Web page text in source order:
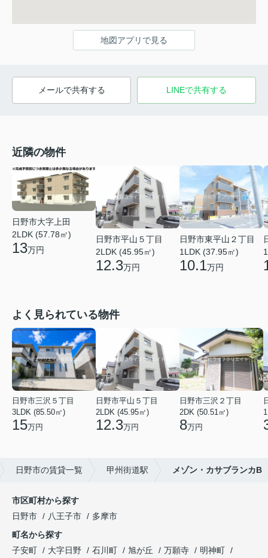
地図アプリで見る
メールで共有する LINEで共有する
近隣の物件
日野市大字上田
2LDK (57.78㎡)
13万円
日野市平山５丁目
2LDK (45.95㎡)
12.3万円
日野市東平山２丁目
1LDK (37.95㎡)
10.1万円
よく見られている物件
日野市三沢５丁目
3LDK (85.50㎡)
15万円
日野市平山５丁目
2LDK (45.95㎡)
12.3万円
日野市三沢２丁目
2DK (50.51㎡)
8万円
日野市の賃貸一覧 甲州街道駅 メゾン・カサブランカB
市区町村から探す
日野市
八王子市
多摩市
町名から探す
子安町
大字日野 石川町 旭が丘 万願寺
明神町